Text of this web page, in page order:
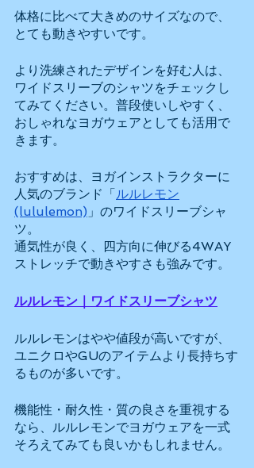
体格に比べて大きめのサイズなので、
とても動きやすいです。
より洗練されたデザインを好む人は、
ワイドスリーブのシャツをチェックし
てみてください。普段使いしやすく、
おしゃれなヨガウェアとしても活用で
きます。
おすすめは、ヨガインストラクターに
人気のブランド「 ルルレモン
(lululemon) 」のワイドスリーブシャ
ツ。
通気性が良く、四方向に伸びる4WAY
ストレッチで動きやすさも強みです。
ルルレモン｜ワイドスリーブシャツ
ルルレモンはやや値段が高いですが、
ユニクロやGUのアイテムより長持ちす
るものが多いです。
機能性・耐久性・質の良さを重視する
なら、ルルレモンでヨガウェアを一式
そろえてみても良いかもしれません。